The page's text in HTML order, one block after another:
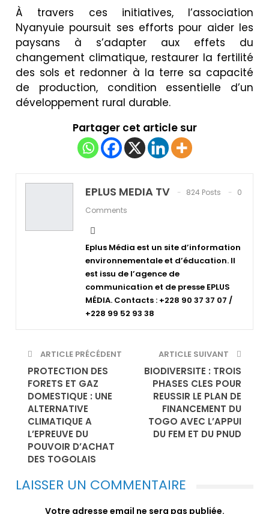
À travers ces initiatives, l’association
Nyanyuie poursuit ses efforts pour aider les
paysans à s’adapter aux effets du
changement climatique, restaurer la fertilité
des sols et redonner à la terre sa capacité
de production, condition essentielle d’un
développement rural durable.
Partager cet article sur
EPLUS MEDIA TV 824 Posts
0
Comments
Eplus Média est un site d’information
environnementale et d’éducation. Il
est issu de l’agence de
communication et de presse EPLUS
MÉDIA. Contacts : +228 90 37 37 07 /
+228 99 52 93 38
ARTICLE PRÉCÉDENT
PROTECTION DES
FORETS ET GAZ
DOMESTIQUE : UNE
ALTERNATIVE
CLIMATIQUE A
L’EPREUVE DU
POUVOIR D’ACHAT
DES TOGOLAIS
ARTICLE SUIVANT
BIODIVERSITE : TROIS
PHASES CLES POUR
REUSSIR LE PLAN DE
FINANCEMENT DU
TOGO AVEC L’APPUI
DU FEM ET DU PNUD
LAISSER UN COMMENTAIRE
Votre adresse email ne sera pas publiée.